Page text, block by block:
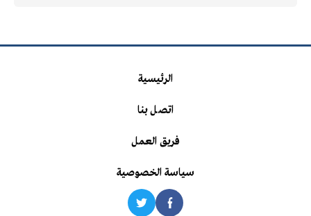
الرئيسية
اتصل بنا
فريق العمل
سياسة الخصوصية